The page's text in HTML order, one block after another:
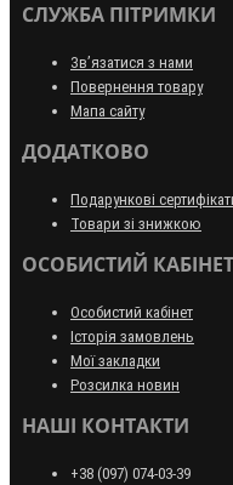
СЛУЖБА ПІТРИМКИ
Зв’язатися з нами
Повернення товару
Мапа сайту
ДОДАТКОВО
Подарункові
Товари зі знижкою
ОСОБИСТИЙ КАБІНЕТ
Особистий кабінет
Історія замовлень
Мої закладки
Розсилка новин
НАШІ КОНТАКТИ
+38 (097) 074-03-39